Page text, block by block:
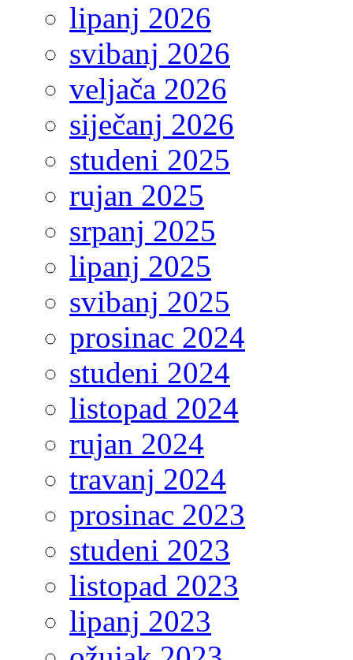
lipanj 2026
svibanj 2026
veljača 2026
siječanj 2026
studeni 2025
rujan 2025
srpanj 2025
lipanj 2025
svibanj 2025
prosinac 2024
studeni 2024
listopad 2024
rujan 2024
travanj 2024
prosinac 2023
studeni 2023
listopad 2023
lipanj 2023